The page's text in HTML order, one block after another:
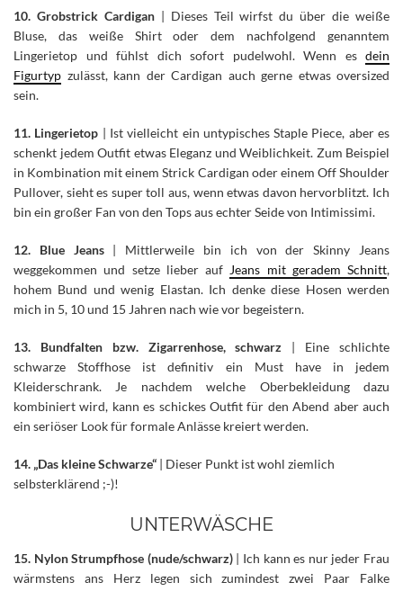
10. Grobstrick Cardigan| Dieses Teil wirfst du über die weiße
Bluse, das weiße Shirt oder dem nachfolgend genanntem
Lingerietop und fühlst dich sofort pudelwohl. Wenn es dein
Figurtyp zulässt, kann der Cardigan auch gerne etwas oversized
sein.
11. Lingerietop | Ist vielleicht ein untypisches Staple Piece, aber es
schenkt jedem Outfit etwas Eleganz und Weiblichkeit. Zum Beispiel
in Kombination mit einem Strick Cardigan oder einem Off Shoulder
Pullover, sieht es super toll aus, wenn etwas davon hervorblitzt. Ich
bin ein großer Fan von den Tops aus echter Seide von Intimissimi.
12. Blue Jeans| Mittlerweile bin ich von der Skinny Jeans
weggekommen und setze lieber auf Jeans mit geradem Schnitt,
hohem Bund und wenig Elastan. Ich denke diese Hosen werden
mich in 5, 10 und 15 Jahren nach wie vor begeistern.
13. Bundfalten bzw. Zigarrenhose, schwarz | Eine schlichte
schwarze Stoffhose ist definitiv ein Must have in jedem
Kleiderschrank. Je nachdem welche Oberbekleidung dazu
kombiniert wird, kann es schickes Outfit für den Abend aber auch
ein seriöser Look für formale Anlässe kreiert werden.
14. „Das kleine Schwarze“ | Dieser Punkt ist wohl ziemlich
selbsterklärend ;-)!
UNTERWÄSCHE
15. Nylon Strumpfhose (nude/schwarz)| Ich kann es nur jeder Frau
wärmstens ans Herz legen sich zumindest zwei Paar Falke